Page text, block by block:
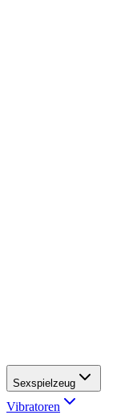
Sexspielzeug
Vibratoren